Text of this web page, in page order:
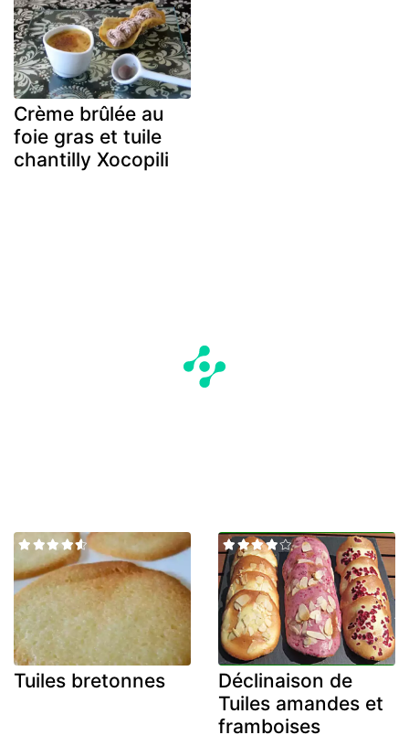
Crème brûlée au
foie gras et tuile
chantilly Xocopili
Tuiles bretonnes
Déclinaison de
Tuiles amandes et
framboises